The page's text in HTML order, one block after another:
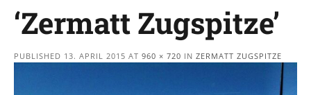
‘Zermatt Zugspitze’
PUBLISHED 13. APRIL 2015 AT 960 × 720 IN ZERMATT ZUGSPITZE